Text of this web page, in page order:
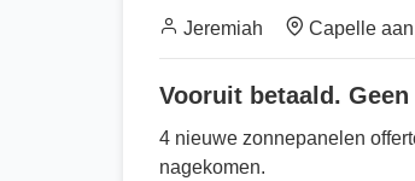
Jeremiah Capelle
Vooruit betaald.
4 nieuwe zonnepanelen
nagekomen.